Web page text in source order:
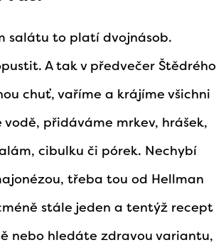
salátu to platí dvojnásob.
A tak v předvečer Štědrého
chuť, vaříme a krájíme všichni
přidáváme mrkev, hrášek,
cibulku či pórek. Nechybí
třeba tou od Hellman
stále jeden a tentýž recept
nebo hledáte zdravou variantu,